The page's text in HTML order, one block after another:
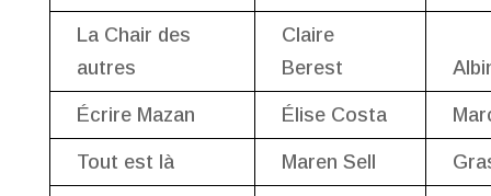
La Chair des
autres
Claire
Berest
Écrire Mazan Élise Costa
Tout est là Maren Sell